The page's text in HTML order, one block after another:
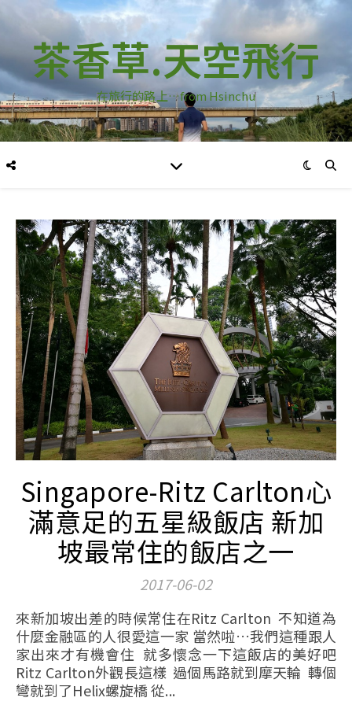
茶香草.天空飛行
在旅行的路上…from Hsinchu
Singapore-Ritz Carlton心
滿意足的五星級飯店 新加
坡最常住的飯店之一
2017-06-02
來新加坡出差的時候常住在Ritz Carlton 不知道為
什麼金融區的人很愛這一家 當然啦…我們這種跟人
家出來才有機會住 就多懷念一下這飯店的美好吧
Ritz Carlton外觀長這樣 過個馬路就到摩天輪 轉個
彎就到了Helix螺旋橋 從...